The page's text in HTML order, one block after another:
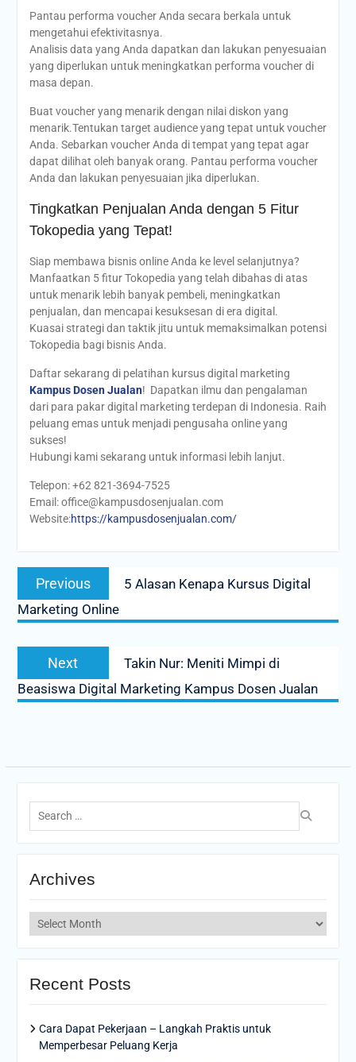
Pantau performa voucher Anda secara berkala untuk
mengetahui efektivitasnya.
Analisis data yang Anda dapatkan dan lakukan penyesuaian
yang diperlukan untuk meningkatkan performa voucher di
masa depan.
Buat voucher yang menarik dengan nilai diskon yang
menarik.Tentukan target audience yang tepat untuk voucher
Anda. Sebarkan voucher Anda di tempat yang tepat agar
dapat dilihat oleh banyak orang. Pantau performa voucher
Anda dan lakukan penyesuaian jika diperlukan.
Tingkatkan Penjualan Anda dengan 5 Fitur
Tokopedia yang Tepat!
Siap membawa bisnis online Anda ke level selanjutnya?
Manfaatkan 5 fitur Tokopedia yang telah dibahas di atas
untuk menarik lebih banyak pembeli, meningkatkan
penjualan, dan mencapai kesuksesan di era digital.
Kuasai strategi dan taktik jitu untuk memaksimalkan potensi
Tokopedia bagi bisnis Anda.
Daftar sekarang di pelatihan kursus digital marketing
Kampus Dosen Jualan! Dapatkan ilmu dan pengalaman
dari para pakar digital marketing terdepan di Indonesia. Raih
peluang emas untuk menjadi pengusaha online yang
sukses!
Hubungi kami sekarang untuk informasi lebih lanjut.
Telepon: +62 821-3694-7525
Email: office@kampusdosenjualan.com
Website:https://kampusdosenjualan.com/
Post
navigation
Previous
post:
5 Alasan Kenapa Kursus Digital
Marketing Online
Next
post:
Takin Nur: Meniti Mimpi di
Beasiswa Digital Marketing Kampus Dosen Jualan
Search
for:
Archives
Archives
Recent Posts
Cara Dapat Pekerjaan – Langkah Praktis untuk
Memperbesar Peluang Kerja